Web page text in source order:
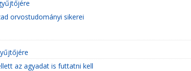
orvostudományi sikerei
az agyadat is futtatni kell